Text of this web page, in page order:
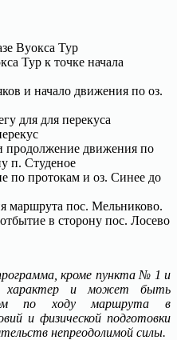
Вуокса Тур
Тур к точке начала
и начало движения по оз.
для для перекуса
продолжение движения по
п. Студеное
протокам и оз. Синее до
маршрута пос. Мельниково.
в сторону пос. Лосево
кроме пункта № 1 и
характер и может быть
по ходу маршрута в
и физической подготовки
непреодолимой силы.